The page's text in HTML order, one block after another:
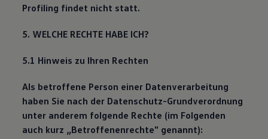
Profiling findet nicht statt.
5. WELCHE RECHTE HABE ICH?
5.1 Hinweis zu Ihren Rechten
Als betroffene Person einer Datenverarbeitung
haben Sie nach der Datenschutz-Grundverordnung
unter anderem folgende Rechte (im Folgenden
auch kurz „Betroffenenrechte" genannt):